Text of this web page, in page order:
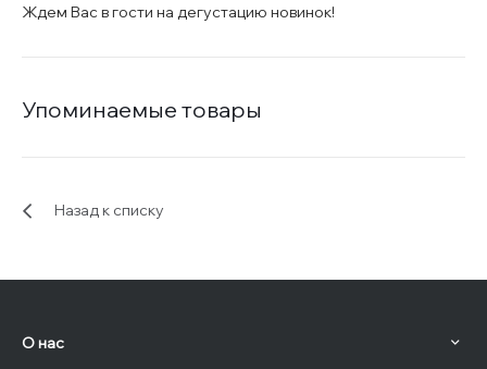
Ждем Вас в гости на дегустацию новинок!
Упоминаемые товары
Назад к списку
О нас